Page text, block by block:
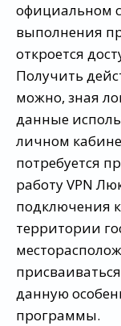
официальном
выполнения
откроется
Получить
можно, зная
данные
личном
потребуется
работу VPN
подключения
территории
данную
программы.